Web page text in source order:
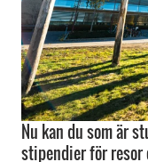
Nu kan du som är
stipendier för resor